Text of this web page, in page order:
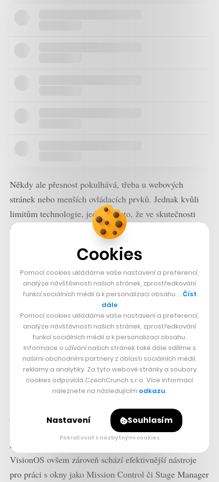
Někdy ale přesnost pokulhává, třeba u webových
stránek nebo menších ovládacích prvků. Jednak kvůli
limitům technologie, jednak proto, že ve skutečnosti
nejsme uzpůsobeni popsaným způsobem oči a ruce
používat. Tehdy se používání Vision Pro stává
frustrující. Recenzenti si stěžují, že nezáměrně klikali
nebo se jim nedařilo vybrat to, co chtěli. Nejhorším
příkladem je virtuální klávesnice – na jednu stranu je
ohromující, že s čistě digitálním objektem lze takto
vůbec interagovat, na druhou je zcela nevhodný pro
více než pár krátkých vět.
Zmíněný operační systém visionOS lze samozřejmě
ovládat pomocí hardwarové myši (respektive trackpadu)
a klávesnice připojené přes bluetooth, v takovém
jednak mohou být takřka libovolně velká a jednak je lze
umisťovat kamkoliv v prostoru kolem uživatele nebo i
různě po pokoji. Multitasking tím dostává nový rozměr.
VisionOS ovšem zároveň schází efektivnější nástroje
pro práci s okny jako Mission Control či Stage Manager
Cookies
Pomocí cookies ukládáme vaše nastavení a preferencí,
analýze návštěvnosti našich stránek, zprostředkování
funkcí sociálních médií a k personalizaci obsahu … Číst
dále
Pomocí cookies ukládáme vaše nastavení a preferencí,
analýze návštěvnosti našich stránek, zprostředkování
funkcí sociálních médií a k personalizaci obsahu.
Informace o užívání našich stránek také dále sdílíme s
našimi obchodními partnery z oblasti sociálních médií,
reklamy a analytiky. Za tyto webové stránky a soubory
cookies odpovídá CzechCrunch s.r.o. Více informací
naleznete na následujícím odkazu.
Nastavení Souhlasím
Pokračovat s nezbytnými cookies